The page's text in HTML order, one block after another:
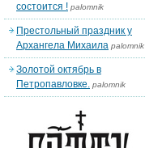
состоится ! palomnik
Престольный праздник у
Архангела Михаила palomnik
Золотой октябрь в
Петропавловке. palomnik